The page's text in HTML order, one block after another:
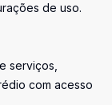
de uso.
serviços,
com acesso